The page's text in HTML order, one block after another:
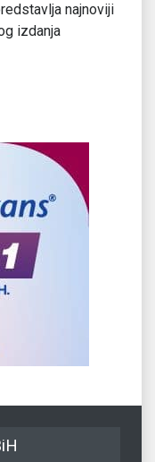
najnoviji
izdanja